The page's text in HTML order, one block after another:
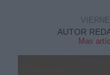
AUTOR
Mas